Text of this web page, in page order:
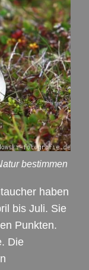
bestimmen
haben
bis Juli. Sie
Punkten.
Die